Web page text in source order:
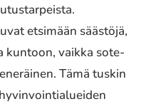
etsimään säästöjä,
kuntoon, vaikka sote-
Tämä tuskin